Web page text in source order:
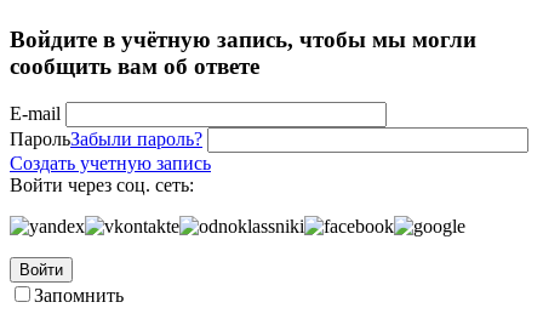
Войдите в учётную запись, чтобы мы могли
сообщить вам об ответе
E-mail
ПарольЗабыли пароль?
Создать учетную запись
Войти через соц. сеть:
Войти
Запомнить